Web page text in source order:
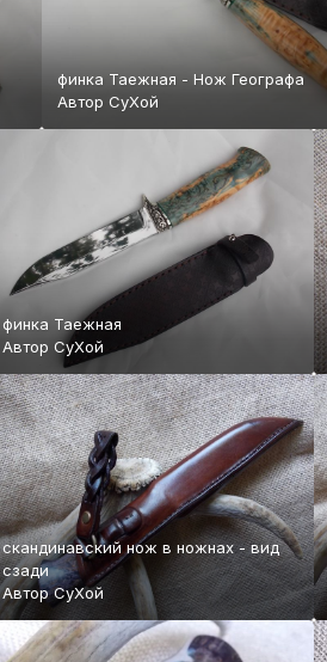
финка Таежная - Нож Географа
АвторСуХой
финка Таежная
Автор СуХой
скандинавский нож в ножнах - вид
сзади
АвторСуХой